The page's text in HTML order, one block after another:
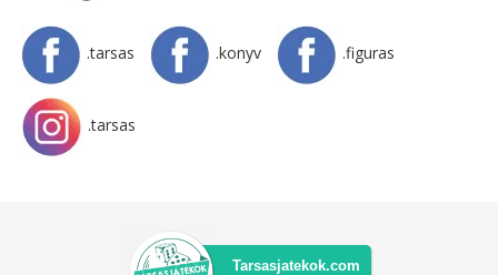
.tarsas .konyv .figuras
.tarsas
Tarsasjatekok.com